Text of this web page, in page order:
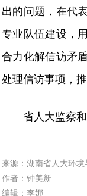
出的问题，在代
专业队伍建设，
合力化解信访矛
处理信访事项，
省人大监察
来源：湖南省人大环
作者：钟美新
编辑：李娜